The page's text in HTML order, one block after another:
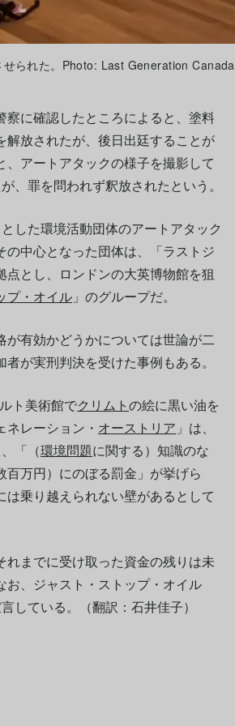
せられた。Photo: Last Generation Canada
に確認したところによると、塗料
放されたが、後日出廷することが
アートアタックの様子を撮影して
、罪を問われず釈放されたという。
した環境活動団体のアートアタック
中心となった団体は、「ラストジ
点とし、ロンドンの大英博物館を狙
プ・オイル 」のグループだ。
が有効かどうかについては世論が二
が実刑判決を受けた事例もある。
ト美術館でクリムトの絵に黒い油を
レーション・ オーストリア 」は、
「（環境問題に関する）知識のな
万円）にのぼる罰金」が挙げら
乗り越えられない壁があるとして
までに受け取った資金の残りは未
、ジャスト・ストップ・オイル
している。（翻訳：石井佳子）